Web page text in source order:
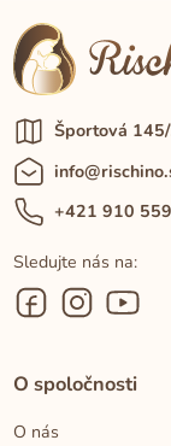
Športová
+421 910
Sledujte nás na:
O spoločnosti
O nás